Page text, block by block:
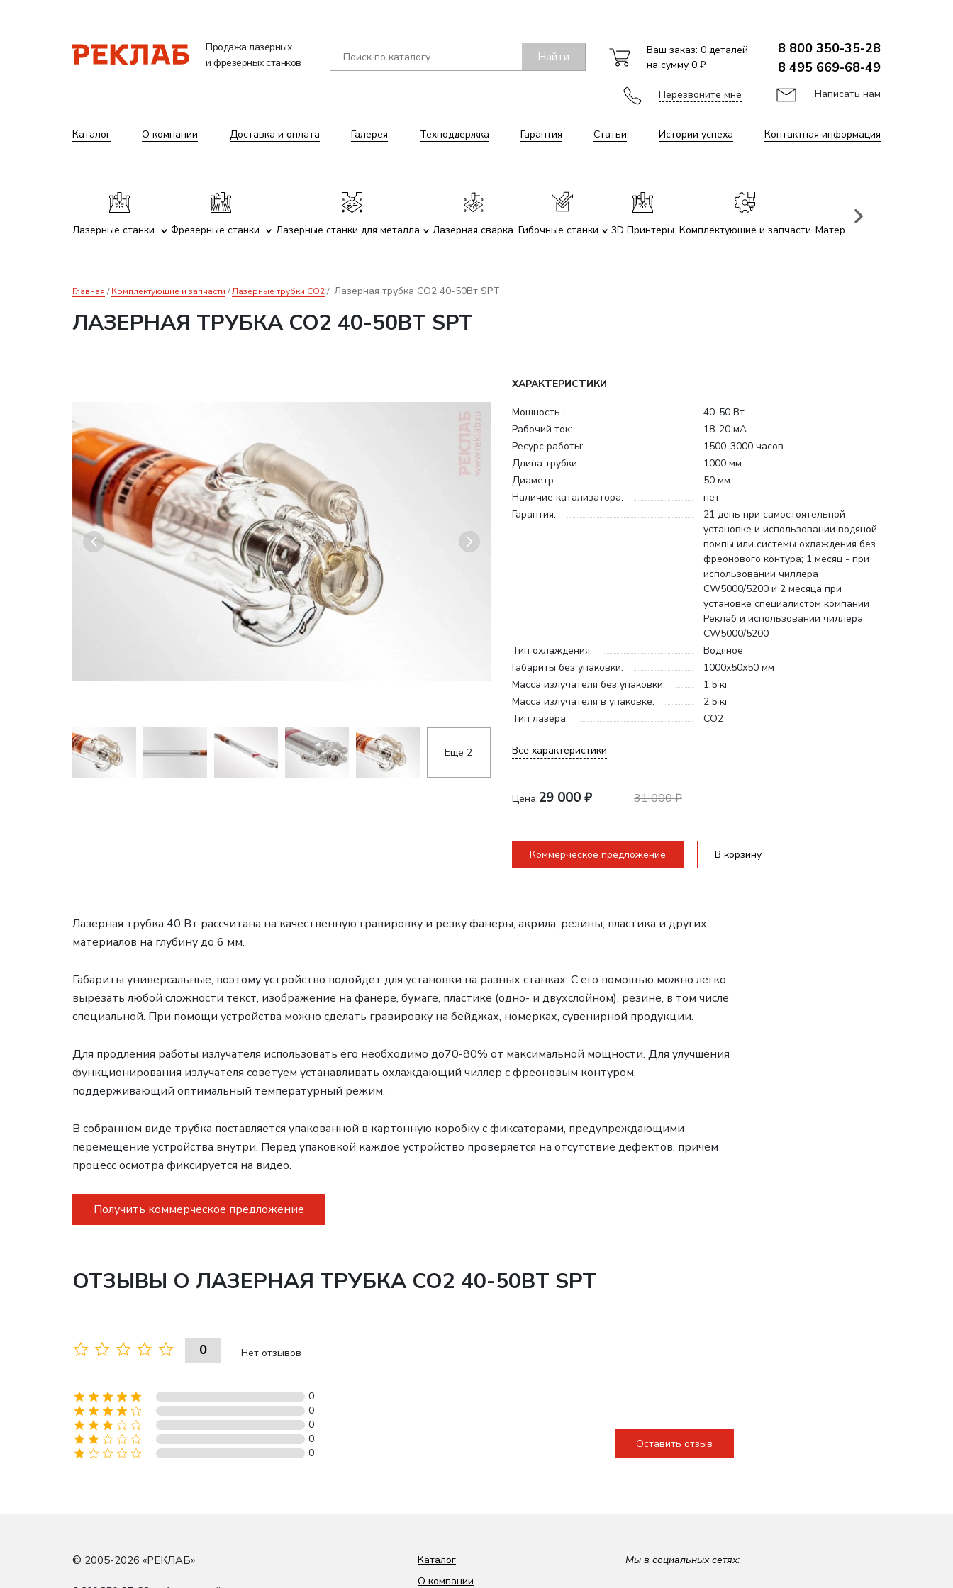
Продажа лазерных
и фрезерных станков
Найти Ваш заказ: 0деталей
на сумму 0 ₽
8 800 350-35-28
8 495 669-68-49
Перезвоните мне Написать нам
Каталог О компании Доставка и оплата Галерея Техподдержка Гарантия Статьи Истории успеха Контактная информация
Лазерные станки Фрезерные станки Лазерные станки для металла Лазерная сварка Гибочные станки 3D Принтеры Комплектующие и запчасти Материалы для лазерной
Главная Комплектующие и запчасти Лазерные трубки CO2 Лазерная трубка CO2 40-50Вт SPT
ЛАЗЕРНАЯ ТРУБКА CO2 40-50ВТ SPT
Ещё 2
ХАРАКТЕРИСТИКИ
Мощность :
40-50 Вт
Рабочий ток:
18-20 мА
Ресурс работы:
1500-3000 часов
Длина трубки:
1000 мм
Диаметр:
50 мм
Наличие катализатора:
нет
Гарантия:
21 день при самостоятельной
установке и использовании водяной
помпы или системы охлаждения без
фреонового контура; 1 месяц - при
использовании чиллера
CW5000/5200 и 2 месяца при
установке специалистом компании
Реклаб и использовании чиллера
CW5000/5200
Тип охлаждения:
Водяное
Габариты без упаковки:
1000х50х50 мм
Масса излучателя без упаковки:
1.5 кг
Масса излучателя в упаковке:
2.5 кг
Тип лазера:
СО2
Все характеристики
Цена:29 000₽ 31 000₽
Коммерческое предложение В корзину
Лазерная трубка 40 Вт рассчитана на качественную гравировку и резку фанеры, акрила, резины, пластика и других
материалов на глубину до 6 мм.
Габариты универсальные, поэтому устройство подойдет для установки на разных станках. С его помощью можно легко
вырезать любой сложности текст, изображение на фанере, бумаге, пластике (одно- и двухслойном), резине, в том числе
специальной. При помощи устройства можно сделать гравировку на бейджах, номерках, сувенирной продукции.
Для продления работы излучателя использовать его необходимо до70-80% от максимальной мощности. Для улучшения
функционирования излучателя советуем устанавливать охлаждающий чиллер с фреоновым контуром,
поддерживающий оптимальный температурный режим.
В собранном виде трубка поставляется упакованной в картонную коробку с фиксаторами, предупреждающими
перемещение устройства внутри. Перед упаковкой каждое устройство проверяется на отсутствие дефектов, причем
процесс осмотра фиксируется на видео.
Получить коммерческое предложение
ОТЗЫВЫ О ЛАЗЕРНАЯ ТРУБКА CO2 40-50ВТ SPT
0 Нет отзывов
0
0
0
0
0
Оставить отзыв
© 2005-2026 «РЕКЛАБ»
Каталог
О компании
Мы в социальных сетях: